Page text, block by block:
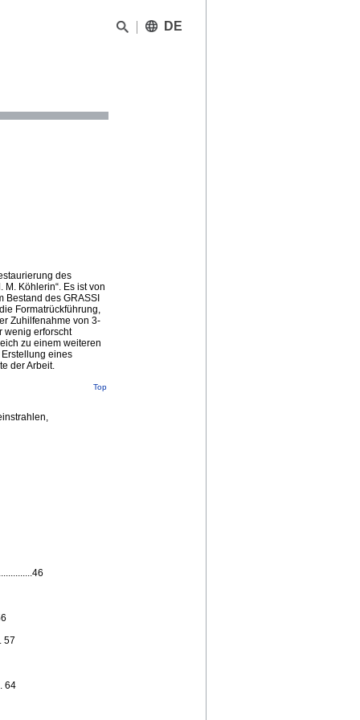
DE
des
Köhlerin“. Es ist von
Bestand des GRASSI
Formatrückführung,
Zuhilfenahme von 3-
wenig erforscht
zu einem weiteren
eines
der Arbeit.
Top
57
64